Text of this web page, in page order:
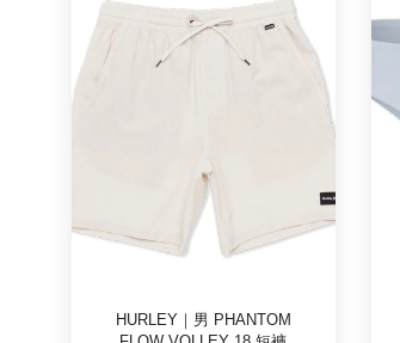
HURLEY｜男 PHANTOM